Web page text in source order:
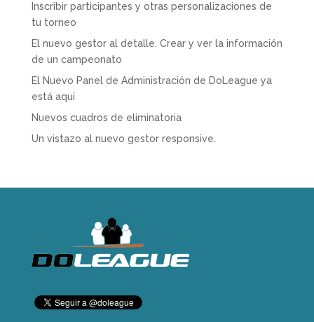
Inscribir participantes y otras personalizaciones de
tu torneo
El nuevo gestor al detalle. Crear y ver la información
de un campeonato
El Nuevo Panel de Administración de DoLeague ya
está aquí
Nuevos cuadros de eliminatoria
Un vistazo al nuevo gestor responsive.